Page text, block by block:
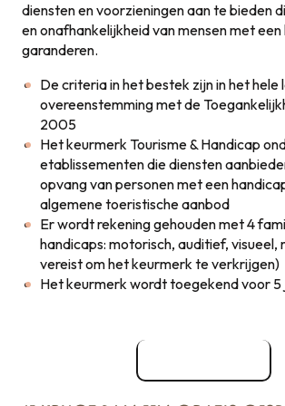
diensten en voorzieningen aan te bieden
en onafhankelijkheid van mensen met een
garanderen.
De criteria in het bestek zijn in het hele
overeenstemming met de
2005
Het keurmerk Tourisme & Handicap
etablissementen die diensten
opvang van personen met een
algemene toeristische aanbod
Er wordt rekening gehouden met 4
handicaps: motorisch, auditief, visueel,
vereist om het keurmerk te verkrijgen)
Het keurmerk wordt toegekend voor 5